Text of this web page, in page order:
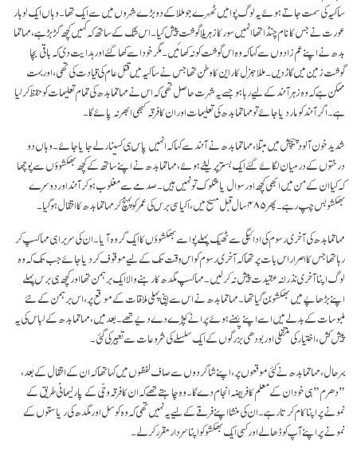
ساکیہ کی سمت جاتے ہوئے یہ لوگ پوا میں ٹھہرے جو مللا کے دو بڑے شہروں میں سے ایک تھا۔ وہاں ایک لوہار
عورت نے جس کا نام چنڈا تھا انہیں سور کا زہریلا گوشت پیش کیا۔ اس شک کے ساتھ کہ کہیں کچھ گڑبڑ ہے، مہاتما
بدھ نے اپنے عم زادوں سے کہا کہ وہ اس گوشت کو نہ کھائیں۔ مگر خود اسے کھا گئے اور ہدایت دی کہ باقی بچا
گوشت زمین میں گاڑ دیں۔ مللا جنرل کاراین کا وطن تھا جس نے ساکیہ میں قتل عام کی قیادت کی تھی، اوربہت
ممکن ہے کہ وہ زہر آنند کے لیے رہا ہو جسے یہ شہرت حاصل تھی کہ اس نے مہاتما بدھ کی تمام تعلیمات کو حفظ کرلیا
ہے۔ اگرآنند کو مار دیا جائے تو مہاتما بدھ کی تعلیمات اور ان کا فرقہ کبھی ابھر نہ پائے گا۔
شدید خون آلود پیچش میں مبتلا، مہاتما بدھ نے آنند سے کہا کہ انہیں پاس ہی کسینار لے جایا جائے۔ وہاں دو
درختوں کے درمیان لگائے گئے ایک بستر پر لیٹے ہوئے، مہاتما بدھ نے اپنے ساتھ کے کچھ بھکشوؤں سے پوچھا
کہ کیا ان کے من میں ابھی کچھ اور سوال یا شکوک تو نہیں ہیں۔ صدمے سے مغلوب ہوکر آنند اور دوسرے
بھکشو بس چپ رہے۔ پھر ۴۸۵ سال قبل مسیح میں، اکیاسی برس کی عمر کو پہنچ کر مہاتما بدھ کا انتقال ہوگیا۔
مہاتما بدھ کی آخری رسوم کی ادائیگی سے ٹھیک پہلے پوا سے بھکشوؤں کا ایک گروہ آیا۔ ان کی سر براہی مہاکسپ کر
رہا تھا جس کا اصرار اس بات پر تھا کہ آخری رسوم کو اس وقت تک کے لیے موقوف کر دیا جائے جب تک کہ وہ
لوگ اپنا آخری نذرانہٴ عقیدت پیش نہ کرلیں۔ مہاکسپ مگدھ کا رہنے والا ایک برہمن تھا اور کچھ ہی برس پہلے
اپنے بڑھاپے میں بھکشو بن گیا تھا۔ مہاتما بدھ نے اس سے اپنی پہلی ملاقات کے موقع پر، اس برہمن کے نئے
ملبوسات کے بدلے میں اسے اپنے پہنے ہوئے پرانے کپڑے دے دیے تھے۔ بعد میں، مہاتما بدھ کے لباس کی یہ
پیش کش، اختیار کی منتقلی اور بودھی بزرگوں کے ایک سلسلے کی شروعات سے تعبیر کی گئی۔
بہرحال، مہاتما بدھ نے کئی موقعوں پر، اپنے شاگردوں سے صاف لفظوں میں کہا تھا کہ ان کے انتقال کے بعد،
”دھرم” ہی خود ان کے معلم کا فریضہ انجام دے گا۔ وہ چاہتے تھے کہ ان کا فرقہ وجّی کے پارلیمانی طریق کے
نمونے پر اپنا کام کرتا رہے۔ ان کی منشا اپنے فرقے کے لیے یہ نہیں تھی کہ وہ کوسل اور مگدھ کی ریاستوں کے
نمونے پر اپنے آپ کو ڈھالے اور کسی ایک بھکشو کو اپنا سردار مقرر کرلے۔